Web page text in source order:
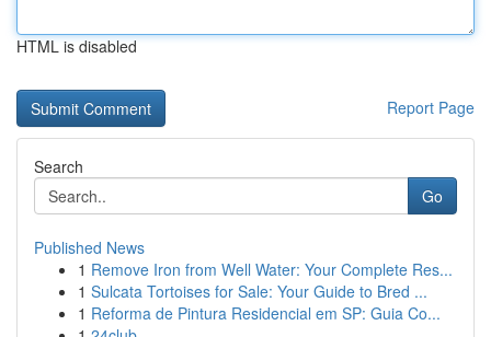
HTML is disabled
Report Page
Search
Go
Published News
1 Remove Iron from Well Water: Your Complete Res...
1 Sulcata Tortoises for Sale: Your Guide to Bred ...
1 Reforma de Pintura Residencial em SP: Guia Co...